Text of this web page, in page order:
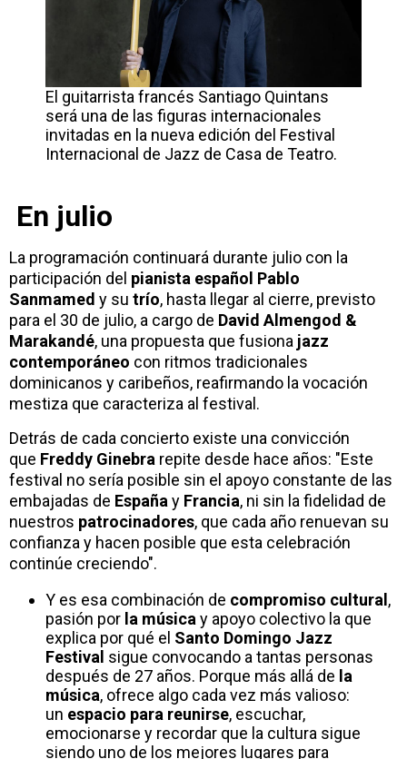
El guitarrista francés Santiago Quintans
será una de las figuras internacionales
invitadas en la nueva edición del Festival
Internacional de Jazz de Casa de Teatro.
En julio
La programación continuará durante julio con la
participación del pianista español Pablo
Sanmamed y su trío, hasta llegar al cierre, previsto
para el 30 de julio, a cargo de David Almengod &
Marakandé, una propuesta que fusiona jazz
contemporáneo con ritmos tradicionales
dominicanos y caribeños, reafirmando la vocación
mestiza que caracteriza al festival.
Detrás de cada concierto existe una convicción
que Freddy Ginebra repite desde hace años: "Este
festival no sería posible sin el apoyo constante de las
embajadas de Españay Francia, ni sin la fidelidad de
nuestros patrocinadores, que cada año renuevan su
confianza y hacen posible que esta celebración
continúe creciendo".
Y es esa combinación de compromiso cultural ,
pasión por la músicay apoyo colectivo la que
explica por qué el Santo Domingo Jazz
Festival sigue convocando a tantas personas
después de 27 años. Porque más allá de la
música, ofrece algo cada vez más valioso:
un espacio para reunirse, escuchar,
emocionarse y recordar que la cultura sigue
siendo uno de los mejores lugares para